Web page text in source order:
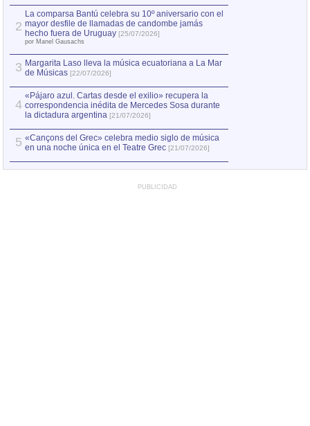
2
La comparsa Bantú celebra su 10º aniversario con el
mayor desfile de llamadas de candombe jamás
hecho fuera de Uruguay [25/07/2026]
por Manel Gausachs
3 Margarita Laso lleva la música ecuatoriana a La Mar
de Músicas [22/07/2026]
4
«Pájaro azul. Cartas desde el exilio» recupera la
correspondencia inédita de Mercedes Sosa durante
la dictadura argentina [21/07/2026]
5 «Cançons del Grec» celebra medio siglo de música
en una noche única en el Teatre Grec [21/07/2026]
PUBLICIDAD